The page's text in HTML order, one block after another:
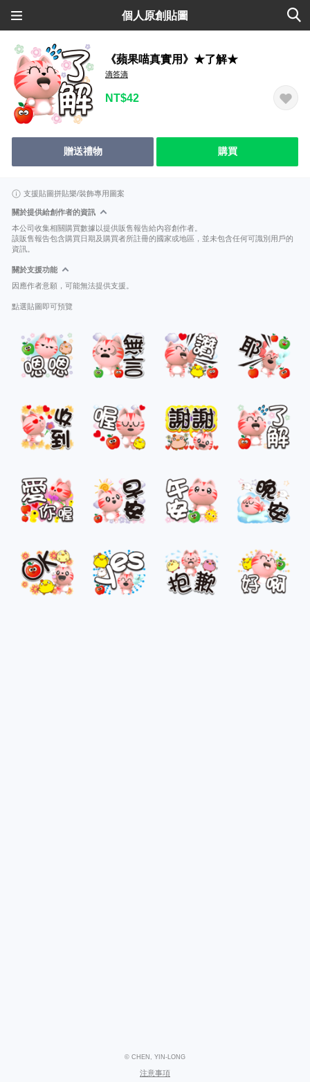
個人原創貼圖
《蘋果喵真實用》★了解★
滴答滴
NT$42
贈送禮物 購買
支援貼圖拼貼樂/裝飾專用圖案
關於提供給創作者的資訊
本公司收集相關購買數據以提供販售報告給內容創作者。
該販售報告包含購買日期及購買者所註冊的國家或地區，並未包含任何可識別用戶的
資訊。
關於支援功能
因應作者意願，可能無法提供支援。
點選貼圖即可預覽
© CHEN, YIN-LONG
注意事項